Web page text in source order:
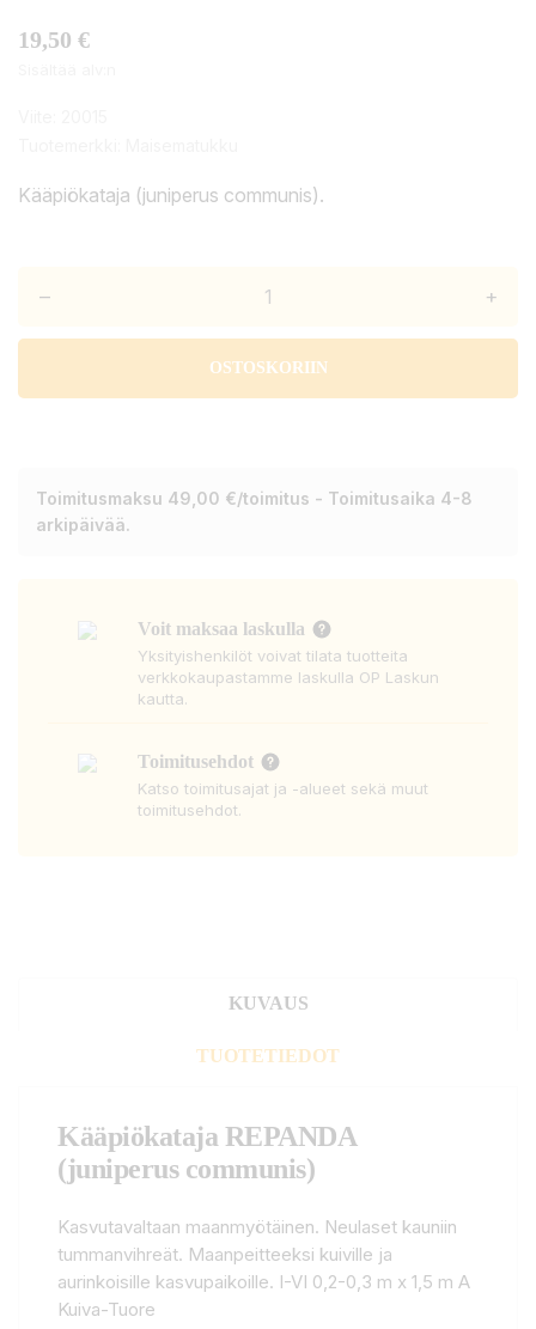
19,50 €
Kääpiökataja (juniperus communis).
– +
OSTOSKORIIN
Toimitusmaksu 49,00 €/toimitus - Toimitusaika 4-8
arkipäivää.
Voit maksaa laskulla
Yksityishenkilöt voivat tilata tuotteita
verkkokaupastamme laskulla OP Laskun
kautta.
Toimitusehdot
Katso toimitusajat ja -alueet sekä muut
toimitusehdot.
KUVAUS
TUOTETIEDOT
Kääpiökataja REPANDA
(juniperus communis)
Kasvutavaltaan maanmyötäinen. Neulaset kauniin
tummanvihreät. Maanpeitteeksi kuiville ja
aurinkoisille kasvupaikoille. I-VI 0,2-0,3 m x 1,5 m A
Kuiva-Tuore